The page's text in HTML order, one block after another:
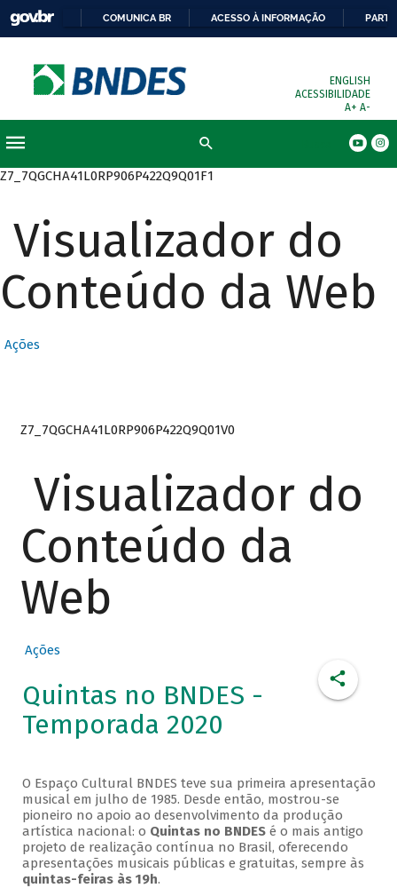
COMUNICA BR ACESSO À INFORMAÇÃO
ENGLISH
ACESSIBILIDADE
A+ A-
Z7_7QGCHA41L0RP906P422Q9Q01F1
Visualizador do
Conteúdo da Web
Ações
Z7_7QGCHA41L0RP906P422Q9Q01V0
Visualizador do
Conteúdo da
Web
Ações
Quintas no BNDES -
Temporada 2020
O Espaço Cultural BNDES teve sua primeira apresentação
musical em julho de 1985. Desde então, mostrou-se
pioneiro no apoio ao desenvolvimento da produção
artística nacional: o Quintas no BNDESé o mais antigo
projeto de realização contínua no Brasil, oferecendo
apresentações musicais públicas e gratuitas, sempre às
quintas-feiras às 19h.